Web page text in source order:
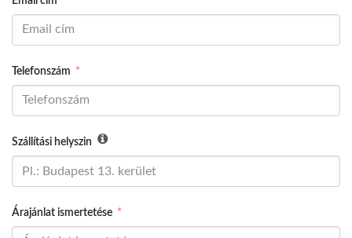
Telefonszám
Szállítási helyszin
Árajánlat ismertetése